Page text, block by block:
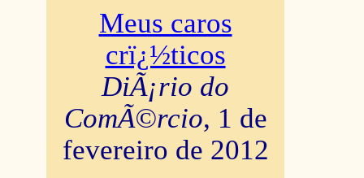
Meus caros
crï¿½ticos
DiÃ¡rio do
ComÃ©rcio, 1 de
fevereiro de 2012